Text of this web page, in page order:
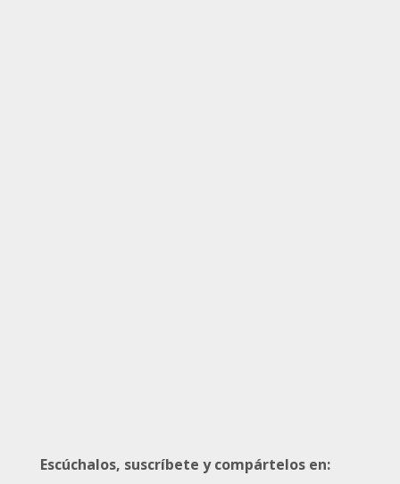
Escúchalos, suscríbete y compártelos en: